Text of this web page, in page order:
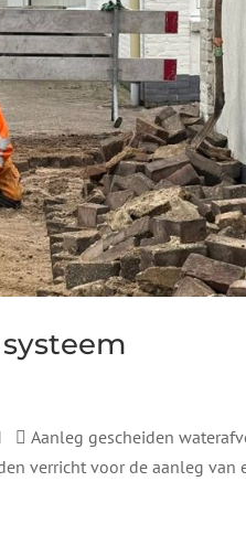
 Aanleg gescheiden
verricht voor de aanleg van